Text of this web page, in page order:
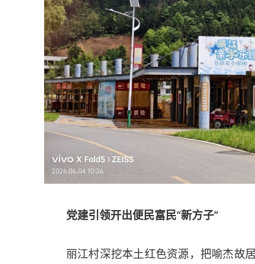
党建引领开出便民富民“新方子”
丽江村深挖本土红色资源，把喻杰故